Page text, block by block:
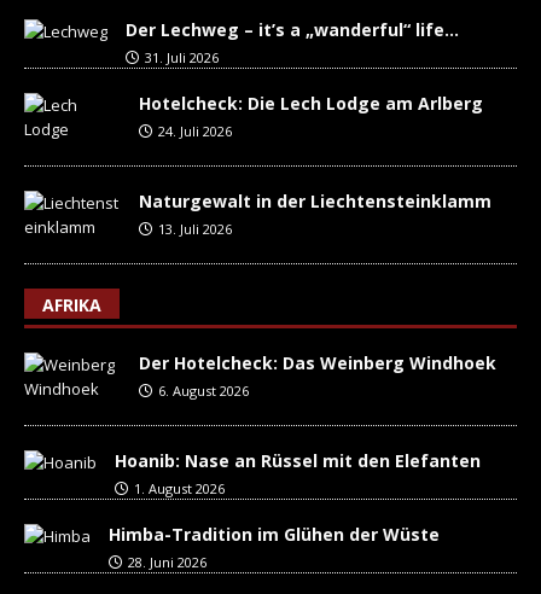
Der Lechweg – it’s a „wanderful“ life…
31. Juli 2026
Hotelcheck: Die Lech Lodge am Arlberg
24. Juli 2026
Naturgewalt in der Liechtensteinklamm
13. Juli 2026
AFRIKA
Der Hotelcheck: Das Weinberg Windhoek
6. August 2026
Hoanib: Nase an Rüssel mit den Elefanten
1. August 2026
Himba-Tradition im Glühen der Wüste
28. Juni 2026